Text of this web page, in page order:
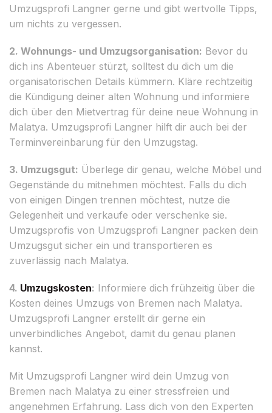
Umzugsprofi Langner gerne und gibt wertvolle Tipps,
um nichts zu vergessen.
2. Wohnungs- und Umzugsorganisation: Bevor du
dich ins Abenteuer stürzt, solltest du dich um die
organisatorischen Details kümmern. Kläre rechtzeitig
die Kündigung deiner alten Wohnung und informiere
dich über den Mietvertrag für deine neue Wohnung in
Malatya. Umzugsprofi Langner hilft dir auch bei der
Terminvereinbarung für den Umzugstag.
3. Umzugsgut: Überlege dir genau, welche Möbel und
Gegenstände du mitnehmen möchtest. Falls du dich
von einigen Dingen trennen möchtest, nutze die
Gelegenheit und verkaufe oder verschenke sie.
Umzugsprofis von Umzugsprofi Langner packen dein
Umzugsgut sicher ein und transportieren es
zuverlässig nach Malatya.
4. Umzugskosten: Informiere dich frühzeitig über die
Kosten deines Umzugs von Bremen nach Malatya.
Umzugsprofi Langner erstellt dir gerne ein
unverbindliches Angebot, damit du genau planen
kannst.
Mit Umzugsprofi Langner wird dein Umzug von
Bremen nach Malatya zu einer stressfreien und
angenehmen Erfahrung. Lass dich von den Experten